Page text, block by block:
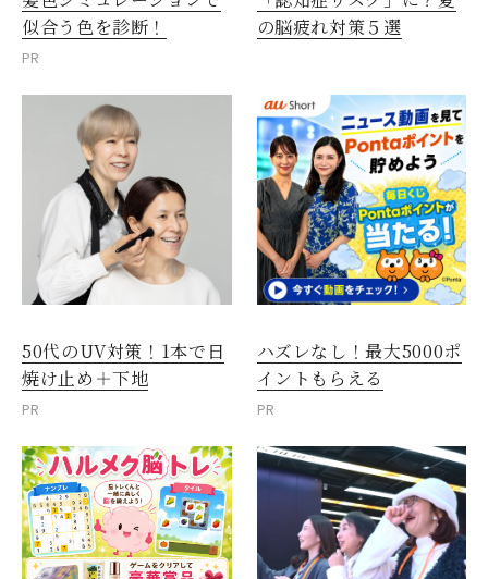
似合う色を診断！
PR
の脳疲れ対策５選
50代のUV対策！1本で日
焼け止め＋下地
PR
ハズレなし！最大5000ポ
イントもらえる
PR